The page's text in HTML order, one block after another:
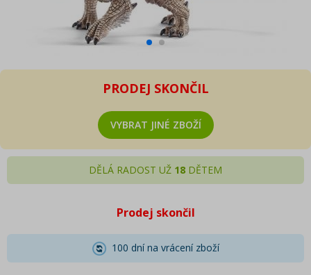
PRODEJ SKONČIL
VYBRAT JINÉ ZBOŽÍ
DĚLÁ RADOST UŽ 18 DĚTEM
Prodej skončil
100 dní na vrácení zboží